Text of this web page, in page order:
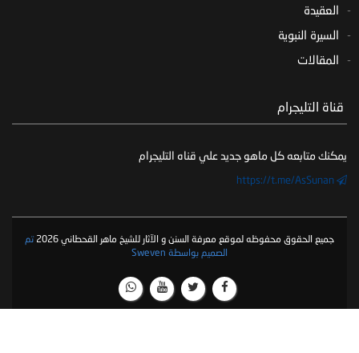
العقيدة
السيرة النبوية
المقالات
‏ قناة التليجرام
يمكنك متابعه كل ماهو جديد علي قناه التليجرام
جميع الحقوق محفوظه لموقع معرفة السنن و الآثار للشيخ ماهر القحطاني 2026
تم
الصميم بواسطة Sweven